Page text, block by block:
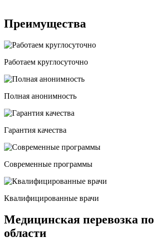
Преимущества
Работаем круглосуточно
Полная анонимность
Гарантия качества
Современные программы
Квалифицированные врачи
Медицинская перевозка по
области